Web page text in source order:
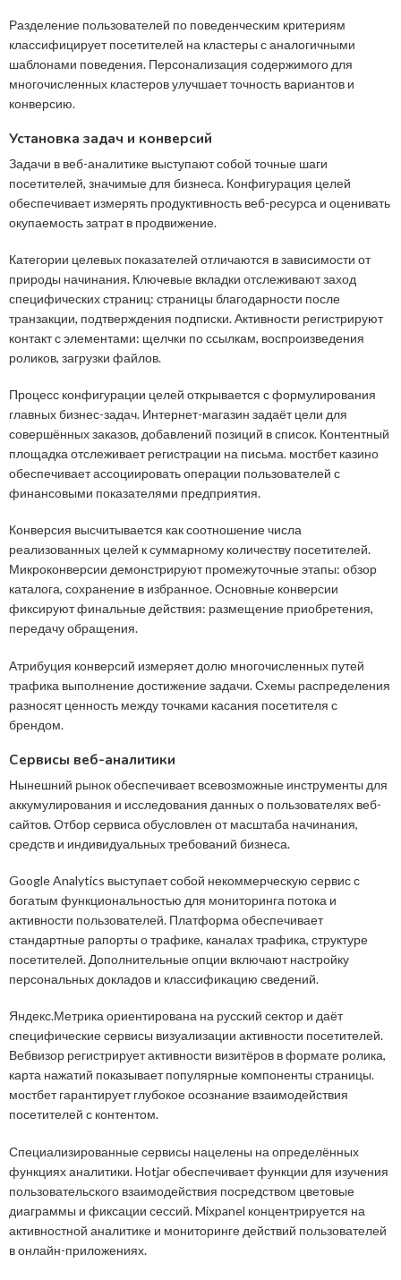
Разделение пользователей по поведенческим критериям
классифицирует посетителей на кластеры с аналогичными
шаблонами поведения. Персонализация содержимого для
многочисленных кластеров улучшает точность вариантов и
конверсию.
Установка задач и конверсий
Задачи в веб-аналитике выступают собой точные шаги
посетителей, значимые для бизнеса. Конфигурация целей
обеспечивает измерять продуктивность веб-ресурса и оценивать
окупаемость затрат в продвижение.
Категории целевых показателей отличаются в зависимости от
природы начинания. Ключевые вкладки отслеживают заход
специфических страниц: страницы благодарности после
транзакции, подтверждения подписки. Активности регистрируют
контакт с элементами: щелчки по ссылкам, воспроизведения
роликов, загрузки файлов.
Процесс конфигурации целей открывается с формулирования
главных бизнес-задач. Интернет-магазин задаёт цели для
совершённых заказов, добавлений позиций в список. Контентный
площадка отслеживает регистрации на письма. мостбет казино
обеспечивает ассоциировать операции пользователей с
финансовыми показателями предприятия.
Конверсия высчитывается как соотношение числа
реализованных целей к суммарному количеству посетителей.
Микроконверсии демонстрируют промежуточные этапы: обзор
каталога, сохранение в избранное. Основные конверсии
фиксируют финальные действия: размещение приобретения,
передачу обращения.
Атрибуция конверсий измеряет долю многочисленных путей
трафика выполнение достижение задачи. Схемы распределения
разносят ценность между точками касания посетителя с
брендом.
Сервисы веб-аналитики
Нынешний рынок обеспечивает всевозможные инструменты для
аккумулирования и исследования данных о пользователях веб-
сайтов. Отбор сервиса обусловлен от масштаба начинания,
средств и индивидуальных требований бизнеса.
Google Analytics выступает собой некоммерческую сервис с
богатым функциональностью для мониторинга потока и
активности пользователей. Платформа обеспечивает
стандартные рапорты о трафике, каналах трафика, структуре
посетителей. Дополнительные опции включают настройку
персональных докладов и классификацию сведений.
Яндекс.Метрика ориентирована на русский сектор и даёт
специфические сервисы визуализации активности посетителей.
Вебвизор регистрирует активности визитёров в формате ролика,
карта нажатий показывает популярные компоненты страницы.
мостбет гарантирует глубокое осознание взаимодействия
посетителей с контентом.
Специализированные сервисы нацелены на определённых
функциях аналитики. Hotjar обеспечивает функции для изучения
пользовательского взаимодействия посредством цветовые
диаграммы и фиксации сессий. Mixpanel концентрируется на
активностной аналитике и мониторинге действий пользователей
в онлайн-приложениях.